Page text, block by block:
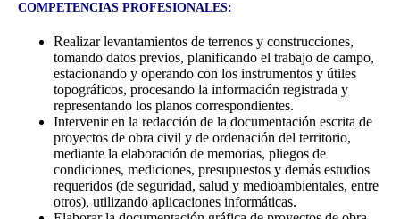
COMPETENCIAS PROFESIONALES:
Realizar levantamientos de terrenos y construcciones,
tomando datos previos, planificando el trabajo de campo,
estacionando y operando con los instrumentos y útiles
topográficos, procesando la información registrada y
representando los planos correspondientes.
Intervenir en la redacción de la documentación escrita de
proyectos de obra civil y de ordenación del territorio,
mediante la elaboración de memorias, pliegos de
condiciones, mediciones, presupuestos y demás estudios
requeridos (de seguridad, salud y medioambientales, entre
otros), utilizando aplicaciones informáticas.